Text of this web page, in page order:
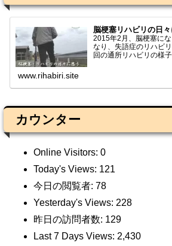
脳梗塞リハビリの日々
2015年2月、脳梗塞に
なり、失語症のリハビ
回の通所リハビリの様子
www.rihabiri.site
カウンター
Online Visitors: 0
Today's Views: 121
今日の閲覧者: 78
Yesterday's Views: 228
昨日の訪問者数: 129
Last 7 Days Views: 2,430